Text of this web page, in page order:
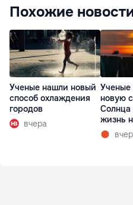
Похожие
Ученые нашли новый
способ охлаждения
городов
вчера
Ученые
новую
Солнца
жизнь